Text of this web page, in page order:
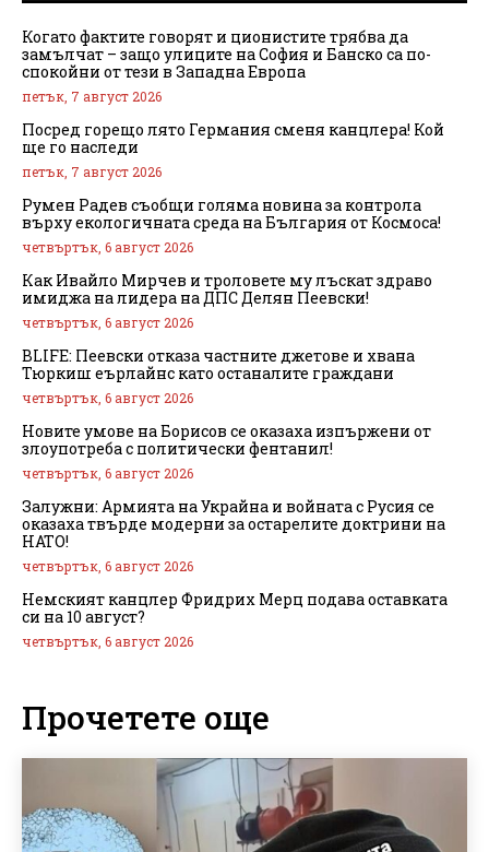
Когато фактите говорят и ционистите трябва да
замълчат – защо улиците на София и Банско са по-
спокойни от тези в Западна Европа
петък, 7 август 2026
Посред горещо лято Германия сменя канцлера! Кой
ще го наследи
петък, 7 август 2026
Румен Радев съобщи голяма новина за контрола
върху екологичната среда на България от Космоса!
четвъртък, 6 август 2026
Как Ивайло Мирчев и троловете му лъскат здраво
имиджа на лидера на ДПС Делян Пеевски!
четвъртък, 6 август 2026
BLIFE: Пеевски отказа частните джетове и хвана
Тюркиш еърлайнс като останалите граждани
четвъртък, 6 август 2026
Новите умове на Борисов се оказаха изпържени от
злоупотреба с политически фентанил!
четвъртък, 6 август 2026
Залужни: Армията на Украйна и войната с Русия се
оказаха твърде модерни за остарелите доктрини на
НАТО!
четвъртък, 6 август 2026
Немският канцлер Фридрих Мерц подава оставката
си на 10 август?
четвъртък, 6 август 2026
Прочетете още